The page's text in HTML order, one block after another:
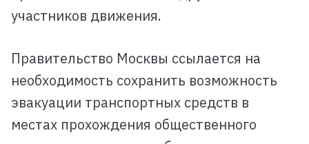
участников движения.
Правительство Москвы ссылается на
необходимость сохранить возможность
эвакуации транспортных средств в
местах прохождения общественного